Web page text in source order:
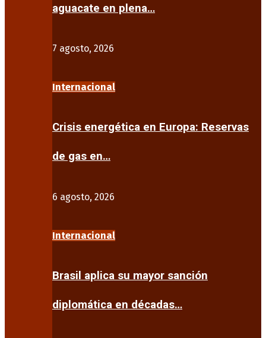
aguacate en plena…
7 agosto, 2026
Internacional
Crisis energética en Europa: Reservas
de gas en…
6 agosto, 2026
Internacional
Brasil aplica su mayor sanción
diplomática en décadas…